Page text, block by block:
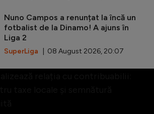
Nuno Campos a renunțat la încă un
fotbalist de la Dinamo! A ajuns în
Liga 2
SuperLiga | 08 August 2026, 20:07